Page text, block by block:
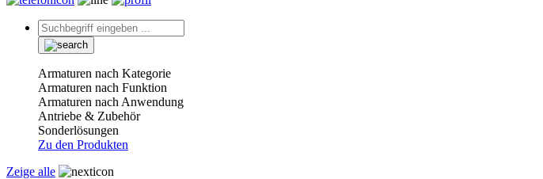
Armaturen nach Kategorie
Armaturen nach Funktion
Armaturen nach Anwendung
Antriebe & Zubehör
Sonderlösungen
Zu den Produkten
Zeige alle